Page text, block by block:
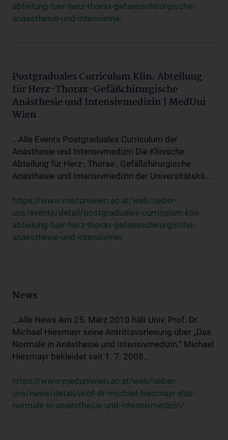
abteilung-fuer-herz-thorax-gefaesschirurgische-
anaesthesie-und-intensivme/
Postgraduales Curriculum Klin. Abteilung
für Herz-Thorax-Gefäßchirurgische
Anästhesie und Intensivmedizin | MedUni
Wien
...Alle Events Postgraduales Curriculum der
Anästhesie und Intensivmedizin Die Klinische
Abteilung für Herz-, Thorax-, Gefäßchirurgische
Anästhesie und Intensivmedizin der Universitätskli...
https://www.meduniwien.ac.at/web/ueber-
uns/events/detail/postgraduales-curriculum-klin-
abteilung-fuer-herz-thorax-gefaesschirurgische-
anaesthesie-und-intensivme/
News
...Alle News Am 25. März 2010 hält Univ. Prof. Dr.
Michael Hiesmayr seine Antrittsvorlesung über „Das
Normale in Anästhesie und Intensivmedizin.“ Michael
Hiesmayr bekleidet seit 1. 7. 2008...
https://www.meduniwien.ac.at/web/ueber-
uns/news/detail/prof-dr-michael-hiesmayr-das-
normale-in-anaesthesie-und-intensivmedizin/